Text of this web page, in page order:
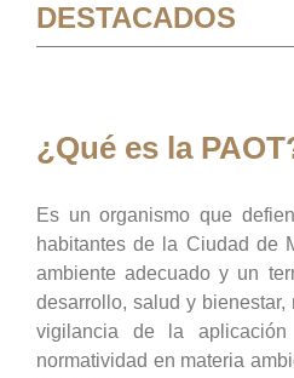
DESTACADOS
¿Qué es la
Es un organismo que
habitantes de la Ciudad de
ambiente adecuado y un
desarrollo, salud y
vigilancia de la
normatividad en materia